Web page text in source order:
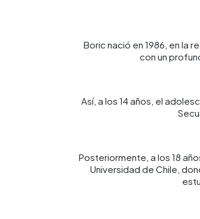
Boric nació en 1986, en la
con un
Así, a los 14 años, el
Posteriormente, a los 18
Universidad de Chile,